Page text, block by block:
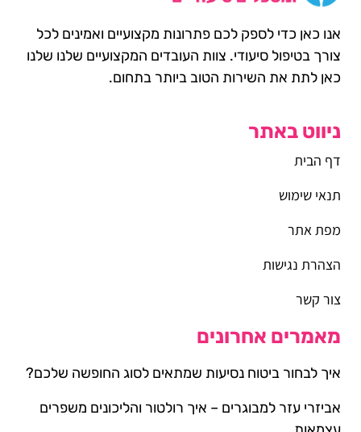
אנו כאן כדי לספק לכם פתרונות מקצועיים ואמינים לכל
צורך בטיפול סיעודי. צוות העובדים המקצועיים שלנו שלנו
כאן לתת את השירות הטוב ביותר בתחום.
ניווט באתר
דף הבית
תנאי שימוש
מפת אתר
הצהרת נגישות
צור קשר
מאמרים אחרונים
איך לבחור ביטוח נסיעות שמתאים לסוג החופשה שלכם?
אביזרי עזר למבוגרים – איך רולטור והליכונים משפרים